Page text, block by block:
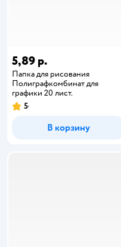
5,89 р.
Папка для рисования
Полиграфкомбинат для
графики 20 лист.
5
В корзину